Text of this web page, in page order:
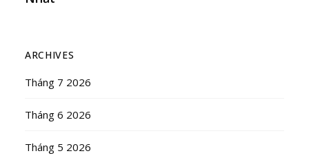
ARCHIVES
Tháng 7 2026
Tháng 6 2026
Tháng 5 2026